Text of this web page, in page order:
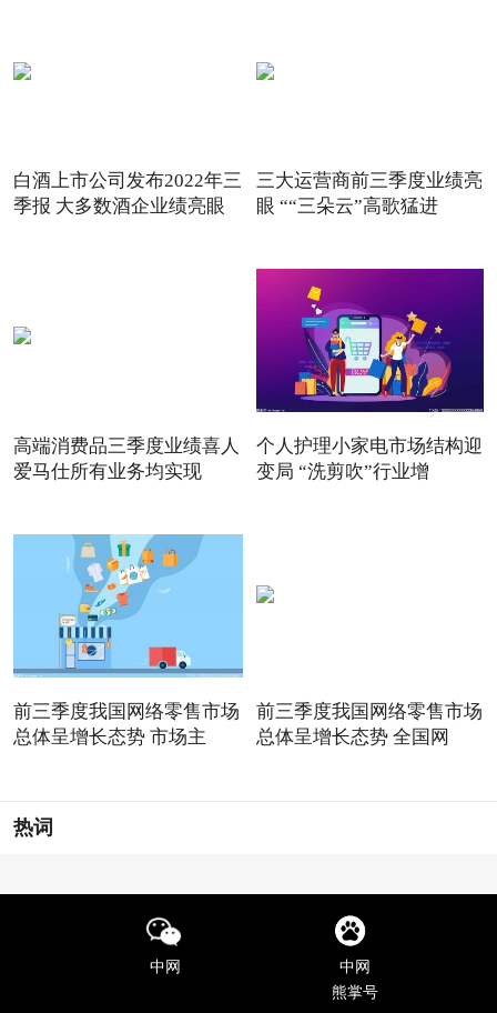
白酒上市公司发布2022年三
季报 大多数酒企业绩亮眼
三大运营商前三季度业绩亮
眼 ““三朵云”高歌猛进
高端消费品三季度业绩喜人
爱马仕所有业务均实现
个人护理小家电市场结构迎
变局 “洗剪吹”行业增
前三季度我国网络零售市场
总体呈增长态势 市场主
前三季度我国网络零售市场
总体呈增长态势 全国网
热词
中网
中网
熊掌号